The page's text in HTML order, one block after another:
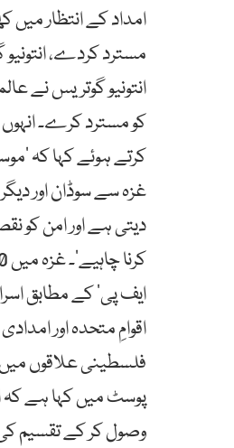
امداد کے انتظار میں
مسترد کردے،
انتونیو گوتریس نے
کو مسترد کرے۔
کرتے ہوئے کہا کہ
غزہ سے سوڈان اور
دیتی ہے اور امن کو
ایف پی‘ کے مطابق
فلسطینی علاقوں میں
وصول کر کے تقسیم